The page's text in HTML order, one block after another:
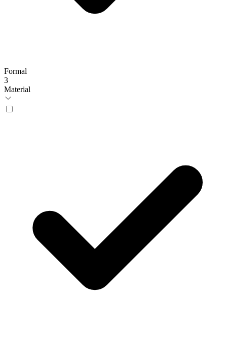
Formal
3
Material